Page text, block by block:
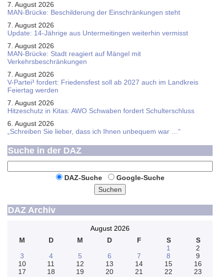
7. August 2026
MAN-Brücke: Beschilderung der Einschränkungen steht
7. August 2026
Update: 14-Jährige aus Untermeitingen weiterhin vermisst
7. August 2026
MAN-Brücke: Stadt reagiert auf Mängel mit
Verkehrsbeschränkungen
7. August 2026
V-Partei­³ fordert: Friedens­fest soll ab 2027 auch im Land­kreis
Feier­tag werden
7. August 2026
Hitzeschutz in Kitas: AWO Schwaben fordert Schulterschluss
6. August 2026
„Schreiben Sie lieber, dass ich Ihnen unbequem war …“
Suche in der DAZ
DAZ-Suche
Google-Suche
Suchen
DAZ Archiv
August 2026
M
D M D F S
S
1
2
3
4 5 6 7 8
9
10
11 12 13 14 15
16
17
18 19 20 21 22
23